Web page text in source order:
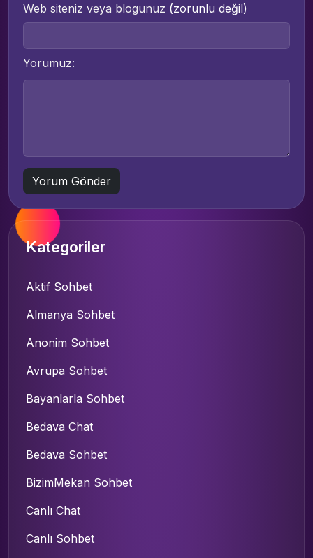
Web siteniz veya blogunuz (zorunlu değil)
Yorumuz:
Kategoriler
Aktif Sohbet
Almanya Sohbet
Anonim Sohbet
Avrupa Sohbet
Bayanlarla Sohbet
Bedava Chat
Bedava Sohbet
BizimMekan Sohbet
Canlı Chat
Canlı Sohbet